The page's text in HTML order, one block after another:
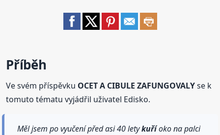
Příběh
Ve svém příspěvku OCET A CIBULE ZAFUNGOVALYse k
tomuto tématu vyjádřil uživatel Edisko.
Měl jsem po vyučení před asi 40 letykuříoko na palci